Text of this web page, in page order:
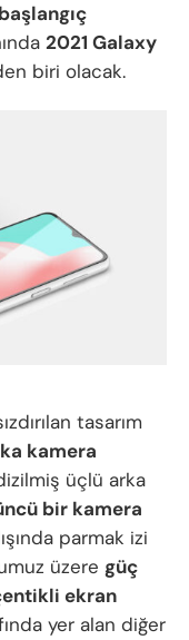
başlangıç
2021 Galaxy
biri olacak.
tasarım
kamera
üçlü arka
bir kamera
parmak izi
üzere güç
ekran
yer alan diğer